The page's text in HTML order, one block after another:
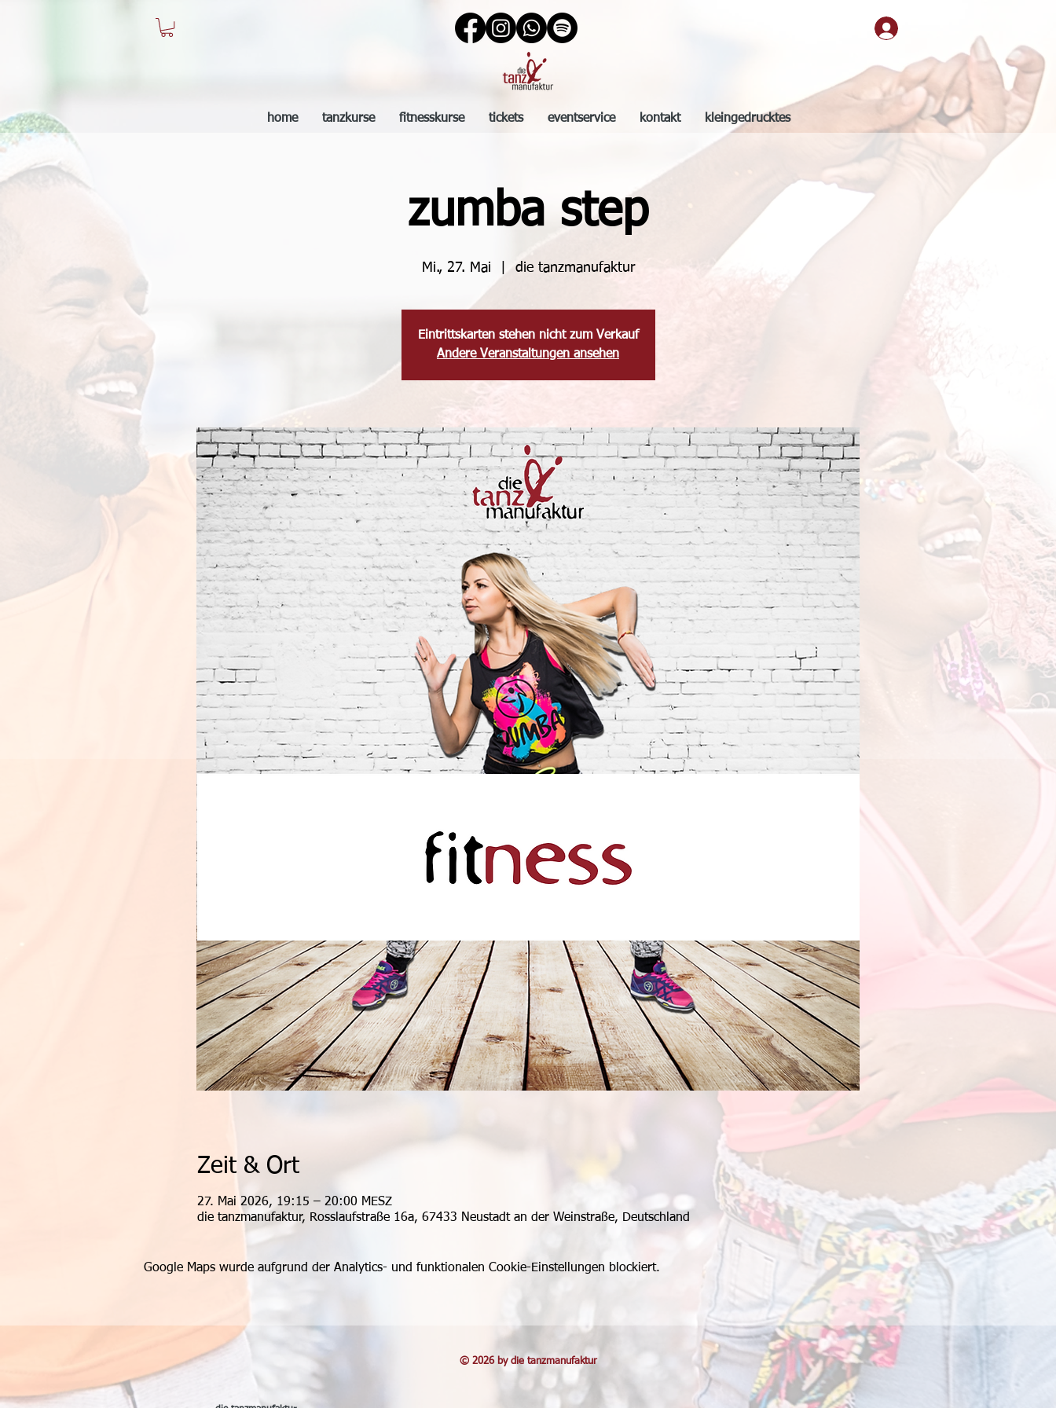
home tanzkurse fitnesskurse tickets eventservice kontakt kleingedrucktes
zumba step
Mi., 27. Mai die tanzmanufaktur
Eintrittskarten stehen nicht zum Verkauf
Andere Veranstaltungen ansehen
Zeit & Ort
27. Mai 2026, 19:15 – 20:00 MESZ
die tanzmanufaktur, Rosslaufstraße 16a, 67433 Neustadt an der Weinstraße, Deutschland
Google Maps wurde aufgrund der Analytics- und funktionalen Cookie-Einstellungen blockiert.
© 2026 by die tanzmanufaktur